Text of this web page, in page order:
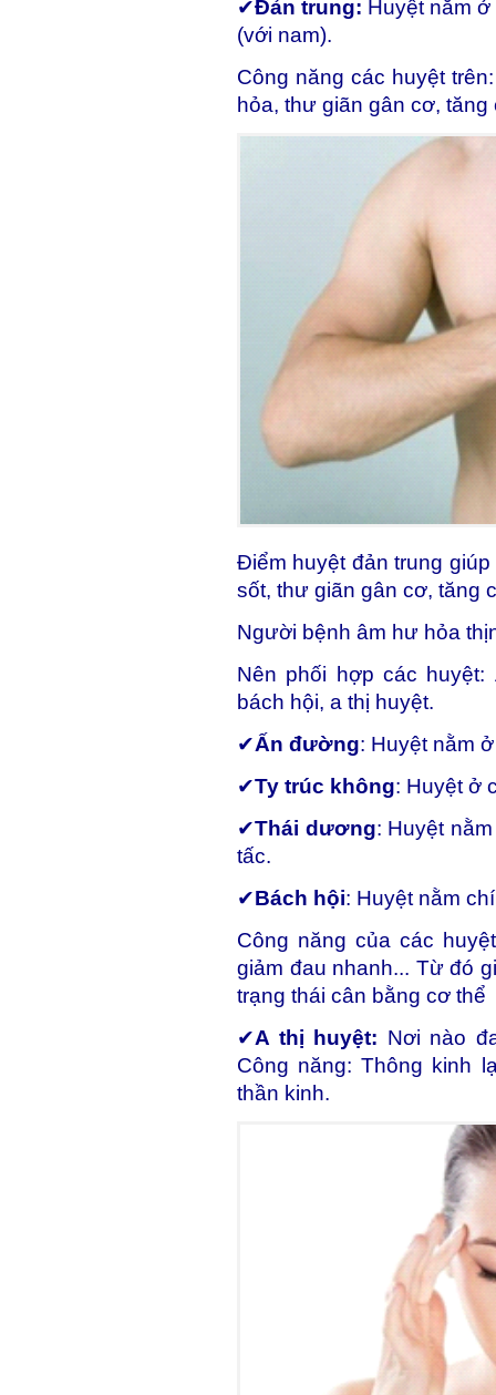
✔Đản trung: Huyệt nằm
(với nam).
Công năng các huyệt
hỏa, thư giãn gân cơ,
Điểm huyệt đản trung
sốt, thư giãn gân cơ, tăng
Người bệnh âm hư hỏa
Nên phối hợp các
bách hội, a thị huyệt.
✔Ấn đường: Huyệt nằm
✔Ty trúc không: Huyệt ở
✔Thái dương: Huyệt
tấc.
✔Bách hội: Huyệt nằm
Công năng của các
giảm đau nhanh... Từ đó
trạng thái cân bằng cơ thể
✔A thị huyệt: Nơi nào
Công năng: Thông kinh
thần kinh.